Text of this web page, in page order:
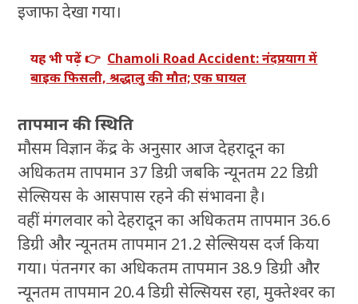
इजाफा देखा गया।
यह भी पढ़ें 👉 Chamoli Road Accident: नंदप्रयाग में
बाइक फिसली, श्रद्धालु की मौत; एक घायल
तापमान की स्थिति
मौसम विज्ञान केंद्र के अनुसार आज देहरादून का
अधिकतम तापमान 37 डिग्री जबकि न्यूनतम 22 डिग्री
सेल्सियस के आसपास रहने की संभावना है।
वहीं मंगलवार को देहरादून का अधिकतम तापमान 36.6
डिग्री और न्यूनतम तापमान 21.2 सेल्सियस दर्ज किया
गया। पंतनगर का अधिकतम तापमान 38.9 डिग्री और
न्यूनतम तापमान 20.4 डिग्री सेल्सियस रहा, मुक्तेश्वर का